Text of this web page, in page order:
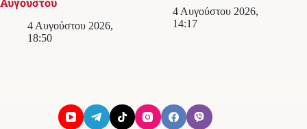
4 Αυγούστου 2026,
18:50
4 Αυγούστου 2026,
14:17